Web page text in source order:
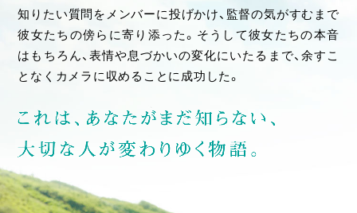
知りたい質問をメンバーに投げかけ、監督の気がすむまで
彼女たちの傍らに寄り添った。そうして彼女たちの本音
はもちろん、表情や息づかいの変化にいたるまで、余すこ
となくカメラに収めることに成功した。